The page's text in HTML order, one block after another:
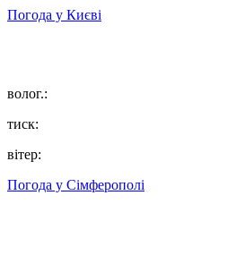
Погода у Києві
волог.:
тиск:
вітер:
Погода у Сімферополі